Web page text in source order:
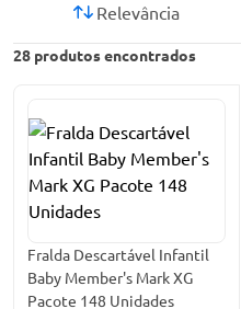
28 produtos encontrados
Relevância
Fralda Descartável Infantil
Baby Member's Mark XG
Pacote 148 Unidades